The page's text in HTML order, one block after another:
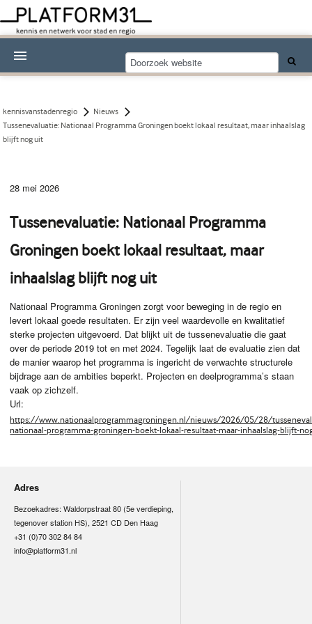
Kennisdossiers
Over Platform31
kennisvanstadenregio
Nieuws
Tussenevaluatie: Nationaal Programma Groningen boekt lokaal resultaat, maar inhaalslag
blijft nog uit
28 mei 2026
Tussenevaluatie: Nationaal Programma
Groningen boekt lokaal resultaat, maar
inhaalslag blijft nog uit
Nationaal Programma Groningen zorgt voor beweging in de regio en
levert lokaal goede resultaten. Er zijn veel waardevolle en kwalitatief
sterke projecten uitgevoerd. Dat blijkt uit de tussenevaluatie die gaat
over de periode 2019 tot en met 2024. Tegelijk laat de evaluatie zien dat
de manier waarop het programma is ingericht de verwachte structurele
bijdrage aan de ambities beperkt. Projecten en deelprogramma’s staan
vaak op zichzelf.
Url:
https://www.nationaalprogrammagroningen.nl/nieuws/2026/05/28/
nationaal-programma-groningen-boekt-lokaal-resultaat-maar-inhaalslag-blijft-
Adres
Bezoekadres: Waldorpstraat 80 (5e verdieping,
tegenover station HS), 2521 CD Den Haag
+31 (0)70 302 84 84
info@platform31.nl